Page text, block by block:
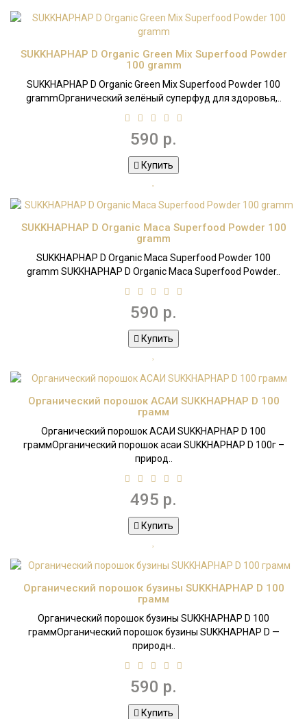
SUKKHAPHAP D Organic Green Mix Superfood Powder
100 gramm
SUKKHAPHAP D Organic Green Mix Superfood Powder 100
grammОрганический зелёный суперфуд для здоровья,..
590 р.
Купить
SUKKHAPHAP D Organic Maca Superfood Powder 100
gramm
SUKKHAPHAP D Organic Maca Superfood Powder 100
gramm SUKKHAPHAP D Organic Maca Superfood Powder..
590 р.
Купить
Органический порошок АСАИ SUKKHAPHAP D 100
грамм
Органический порошок АСАИ SUKKHAPHAP D 100
граммОрганический порошок асаи SUKKHAPHAP D 100г –
природ..
495 р.
Купить
Органический порошок бузины SUKKHAPHAP D 100
грамм
Органический порошок бузины SUKKHAPHAP D 100
граммОрганический порошок бузины SUKKHAPHAP D —
природн..
590 р.
Купить